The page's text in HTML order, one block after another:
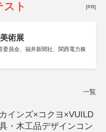
ト [PR]
術展
委員会、福井新聞社、関西電力株
一覧
インズ×コクヨ×VUILD
・木工品デザインコン